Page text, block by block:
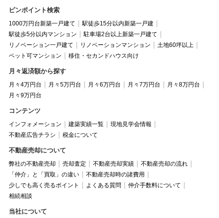
ピンポイント検索
1000万円台新築一戸建て
駅徒歩15分以内新築一戸建
駅徒歩5分以内マンション
駐車場2台以上新築一戸建て
リノベーション一戸建て
リノベーションマンション
土地60坪以上
ペット可マンション
移住・セカンドハウス向け
月々返済額から探す
月々4万円台 月々5万円台 月々6万円台 月々7万円台
月々8万円台
月々9万円台
コンテンツ
インフォメーション 建築実績一覧
現地見学会情報
不動産広告チラシ
税金について
不動産売却について
弊社の不動産売却 売却査定 不動産売却実績
不動産売却の流れ
「仲介」と「買取」の違い
不動産売却時の諸費用
少しでも高く売るポイント
よくある質問
仲介手数料について
相続相談
当社について